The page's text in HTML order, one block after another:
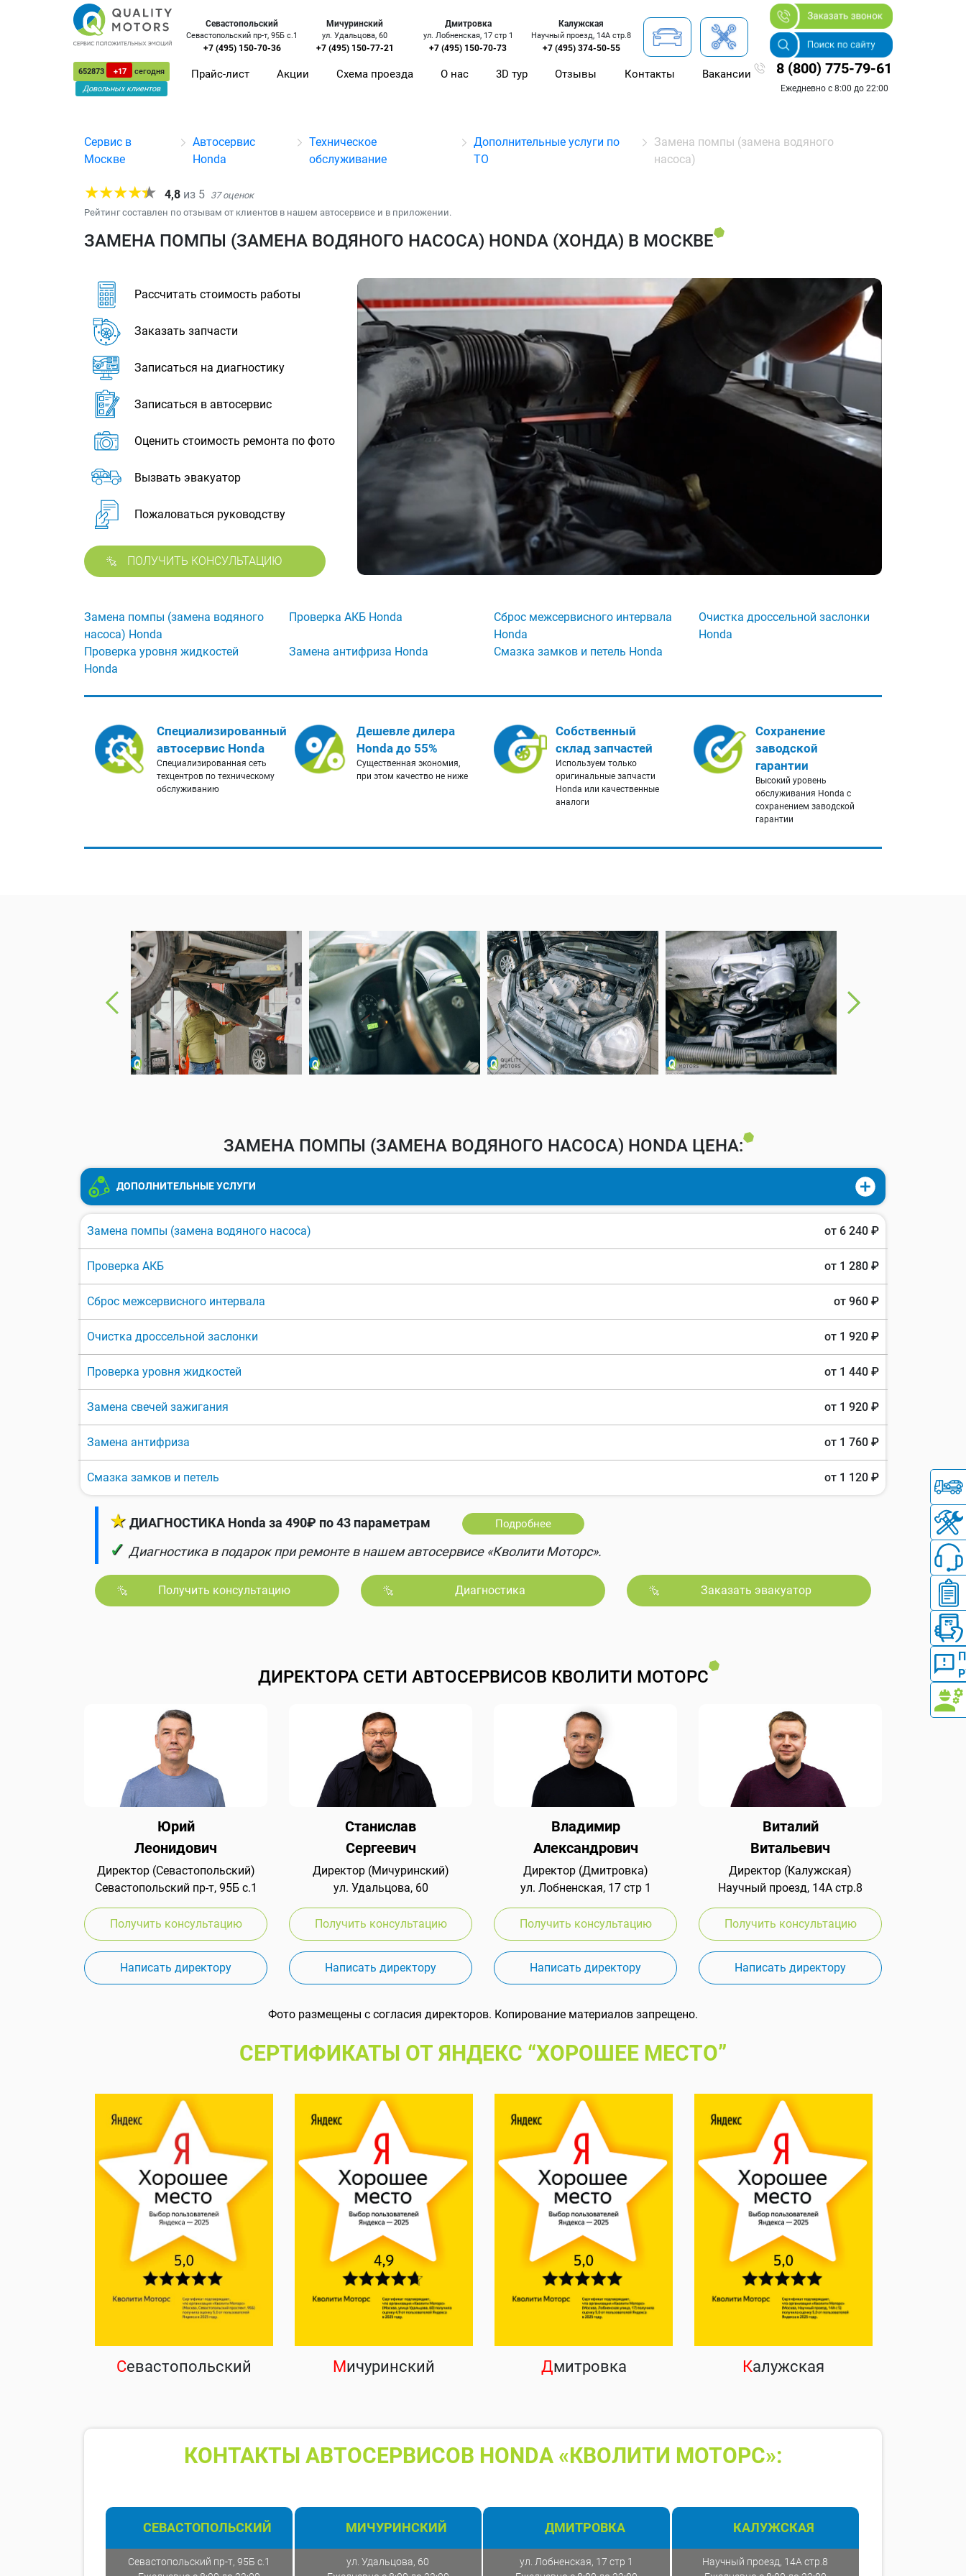
652873 +17
сегодня
Довольных клиентов
Севастопольский
Севастопольский пр-т, 95Б с.1
+7 (495) 150-70-36
Мичуринский
ул. Удальцова, 60
+7 (495) 150-77-21
Дмитровка
ул. Лобненская, 17 стр 1
+7 (495) 150-70-73
Калужская
Научный проезд, 14А стр.8
+7 (495) 374-50-55
Прайс-лист Акции Схема проезда О нас 3D тур Отзывы Контакты Вакансии 8 (800) 775-79-61
Ежедневно с 8:00 до 22:00
Сервис в
Москве
Автосервис
Honda
Техническое
обслуживание
Дополнительные услуги по
ТО
Замена помпы (замена водяного
насоса)
4,8 из 5 37оценок
Рейтинг составлен по отзывам от клиентов в нашем автосервисе и в приложении.
ЗАМЕНА ПОМПЫ (ЗАМЕНА ВОДЯНОГО НАСОСА) HONDA (ХОНДА) В МОСКВЕ
Рассчитать стоимость работы
Заказать запчасти
Записаться на диагностику
Записаться в автосервис
Оценить стоимость ремонта по фото
Вызвать эвакуатор
Пожаловаться руководству
ПОЛУЧИТЬ КОНСУЛЬТАЦИЮ
Замена помпы (замена водяного
насоса) Honda
Проверка АКБ Honda
Сброс межсервисного интервала
Honda
Очистка дроссельной заслонки
Honda
Проверка уровня жидкостей
Honda
Замена антифриза Honda Смазка замков и петель Honda
Специализированный
автосервис Honda
Специализированная сеть
техцентров по техническому
обслуживанию
Дешевле дилера
Honda до 55%
Существенная экономия,
при этом качество не ниже
Собственный
склад запчастей
Используем только
оригинальные запчасти
Honda или качественные
аналоги
Сохранение
заводской
гарантии
Высокий уровень
обслуживания Honda с
сохранением заводской
гарантии
ЗАМЕНА ПОМПЫ (ЗАМЕНА ВОДЯНОГО НАСОСА) HONDA ЦЕНА:
ДОПОЛНИТЕЛЬНЫЕ УСЛУГИ
Замена помпы (замена водяного насоса) от 6 240 ₽
Проверка АКБ от 1 280 ₽
Сброс межсервисного интервала от 960 ₽
Очистка дроссельной заслонки от 1 920 ₽
Проверка уровня жидкостей от 1 440 ₽
Замена свечей зажигания от 1 920 ₽
Замена антифриза от 1 760 ₽
Смазка замков и петель от 1 120 ₽
★ ДИАГНОСТИКА Honda за 490₽ по 43 параметрам Подробнее
✓ Диагностика в подарок при ремонте в нашем автосервисе «Кволити Моторс».
Получить консультацию Диагностика Заказать эвакуатор
ДИРЕКТОРА СЕТИ АВТОСЕРВИСОВ КВОЛИТИ МОТОРС
Юрий
Леонидович
Директор (Севастопольский)
Севастопольский пр-т, 95Б с.1
Получить консультацию
Написать директору
Станислав
Сергеевич
Директор (Мичуринский)
ул. Удальцова, 60
Получить консультацию
Написать директору
Владимир
Александрович
Директор (Дмитровка)
ул. Лобненская, 17 стр 1
Получить консультацию
Написать директору
Виталий
Витальевич
Директор (Калужская)
Научный проезд, 14А стр.8
Получить консультацию
Написать директору
Фото размещены с согласия директоров. Копирование материалов запрещено.
СЕРТИФИКАТЫ ОТ ЯНДЕКС “ХОРОШЕЕ МЕСТО”
Севастопольский Мичуринский Дмитровка Калужская
КОНТАКТЫ АВТОСЕРВИСОВ HONDA «КВОЛИТИ МОТОРС»:
СЕВАСТОПОЛЬСКИЙ
Севастопольский пр-т, 95Б с.1
МИЧУРИНСКИЙ
ул. Удальцова, 60
ДМИТРОВКА
ул. Лобненская, 17 стр 1
КАЛУЖСКАЯ
Научный проезд, 14А стр.8